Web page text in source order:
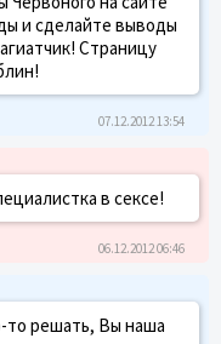
и сделайте выводы
Страницу
07.12.2012 13:54
в сексе!
06.12.2012 06:46
то решать, Вы наша